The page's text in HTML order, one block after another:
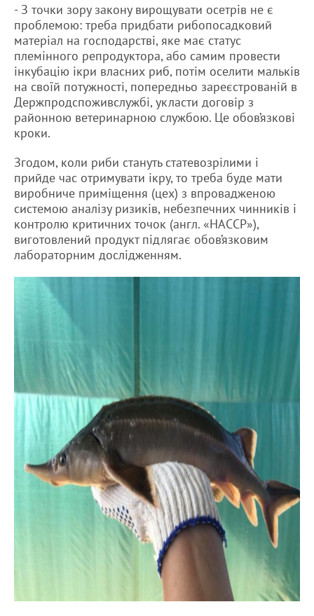
- З точки зору закону вирощувати осетрів не є
проблемою: треба придбати рибопосадковий
матеріал на господарстві, яке має статус
племінного репродуктора, або самим провести
інкубацію ікри власних риб, потім оселити мальків
на своїй потужності, попередньо зареєстрованій в
Держпродспоживслужбі, укласти договір з
районною ветеринарною службою. Це обов’язкові
кроки.
Згодом, коли риби стануть статевозрілими і
прийде час отримувати ікру, то треба буде мати
виробниче приміщення (цех) з впровадженою
системою аналізу ризиків, небезпечних чинників і
контролю критичних точок (англ. «НАССР»),
виготовлений продукт підлягає обов’язковим
лабораторним дослідженням.